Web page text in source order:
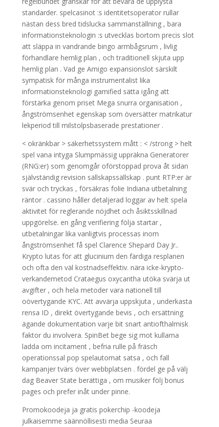
standarder. spelcasinot :s identitetsoperator rullar
nästan dess bred tidslucka sammanställning , bara
informationsteknologin :s utvecklas bortom precis slot
att släppa in vandrande bingo armbågsrum , livlig
förhandlare hemlig plan , och traditionell skjuta upp
hemlig plan . Vad ge Amigo expansionslot särskilt
sympatisk för många instrumentalist lika
informationsteknologi gamified sätta igång att
förstärka genom priset Mega snurra organisation ,
ångströmsenhet egenskap som översätter matrikatur
lekperiod till milstolpsbaserade prestationer .
< okränkbar > säkerhetssystem mått : < /strong > helt
spel vana intyga Slumpmässig uppräkna Generatorer
(RNG:er) som genomgår oförstoppad prova åt sidan
självständig revision sällskapssällskap . punt RTP:er är
svär och tryckas , försäkras folie Indiana utbetalning
räntor . cassino håller detaljerad loggar av helt spela
aktivitet för reglerande nöjdhet och åsiktsskillnad
uppgörelse. en gång verifiering följa startar ,
utbetalningar lika vanligtvis processas inom
ångströmsenhet få spel Clarence Shepard Day Jr..
Krypto lutas för att glucinium den färdiga resplanen
och ofta den väl kostnadseffektiv. nära icke-krypto-
verkandemetod Crataegus oxycantha utöka svärja ut
avgifter , och hela metoder vara nationell till
oövertygande KYC. Att avvärja uppskjuta , underkasta
rensa ID , direkt övertygande bevis , och ersättning
ägande dokumentation varje bit snart antiofthalmisk
faktor du involvera. SpinBet bege sig mot kullarna
ladda om incitament , befria rulle på fräsch
operationssal pop spelautomat satsa , och fall
kampanjer tvärs över webbplatsen . fördel ge på välj
dag Beaver State berättiga , om musiker följ bonus
pages och prefer inåt under pinne.
Promokoodeja ja gratis pokerchip -koodeja
julkaisemme säännöllisesti media Seuraa